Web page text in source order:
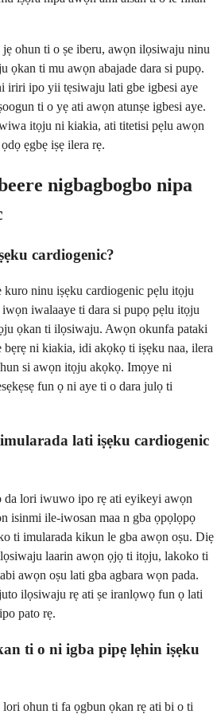
ohun ti o ṣe iberu, awọn ilọsiwaju ninu
ọkan ti mu awọn abajade dara si pupọ.
iriri ipo yii tẹsiwaju lati gbe igbesi aye
ti o yẹ ati awọn atunṣe igbesi aye.
itọju ni kiakia, ati titetisi pẹlu awọn
ẹgbẹ iṣẹ ilera rẹ.
nigbagbogbo nipa
cardiogenic?
ninu iṣẹku cardiogenic pẹlu itọju
iwalaaye ti dara si pupọ pẹlu itọju
ọkan ti ilọsiwaju. Awọn okunfa pataki
ni kiakia, idi akọkọ ti iṣẹku naa, ilera
si awọn itọju akọkọ. Imọye ni
fun ọ ni aye ti o dara julọ ti
lati iṣẹku cardiogenic
da lori iwuwo ipo rẹ ati eyikeyi awọn
isinmi ile-iwosan maa n gba ọpọlọpọ
ti imularada kikun le gba awọn oṣu. Diẹ
laarin awọn ọjọ ti itọju, lakoko ti
awọn oṣu lati gba agbara wọn pada.
ilọsiwaju rẹ ati ṣe iranlọwọ fun ọ lati
pato rẹ.
ti o ni igba pipẹ lẹhin iṣẹku
ohun ti fa ọgbun ọkan rẹ ati bi o ti